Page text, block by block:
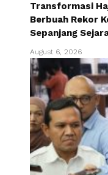
Transformasi
Berbuah Rekor
Sepanjang
August 6, 2026